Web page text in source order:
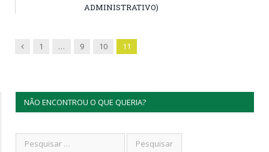
ADMINISTRATIVO)
Previous
1 … 9 10 11
NÃO ENCONTROU O QUE QUERIA?